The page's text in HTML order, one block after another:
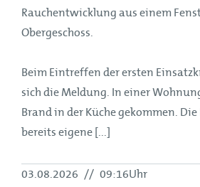
Rauchentwicklung aus einem
Obergeschoss.
Beim Eintreffen der ersten
sich die Meldung. In einer
Brand in der Küche gekommen.
bereits eigene [...]
03.08.2026 // 09:16Uhr